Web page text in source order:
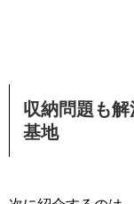
収納問題も
基地